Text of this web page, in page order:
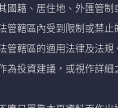
國籍、居住地、外匯管
管轄區內受到限制或禁
管轄區的適用法律及法規
為投資建議，或視作詳細